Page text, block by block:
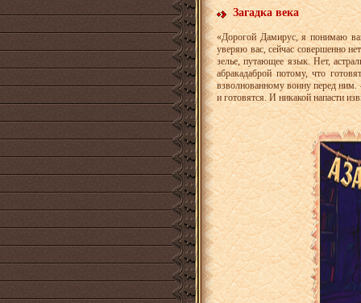
Загадка века
«Дорогой Дамирус, я понимаю
уверяю вас, сейчас совершенно
зелье, путающее язык. Нет,
абракадаброй потому, что
взволнованному воину перед
и готовятся. И никакой напасти